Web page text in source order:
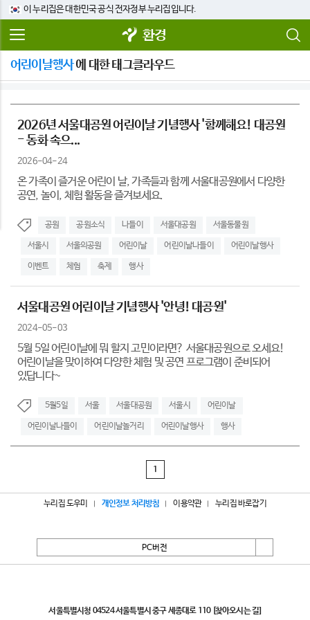
이 누리집은 대한민국 공식 전자정부 누리집입니다.
환경
어린이날행사에 대한 태그클라우드
2026년 서울대공원 어린이날 기념행사 '함께해요! 대공원
- 동화 속으...
2026-04-24
온 가족이 즐거운 어린이 날, 가족들과 함께 서울대공원에서 다양한
공연, 놀이, 체험 활동을 즐겨보세요.
공원 공원소식 나들이 서울대공원 서울동물원
서울시 서울의공원 어린이날 어린이날나들이 어린이날행사
이벤트 체험 축제 행사
서울대공원 어린이날 기념행사 '안녕! 대공원'
2024-05-03
5월 5일 어린이날에 뭐 할지 고민이라면? 서울대공원으로 오세요!
어린이날을 맞이하여 다양한 체험 및 공연 프로그램이 준비되어
있답니다~
5월5일 서울 서울대공원 서울시 어린이날
어린이날나들이 어린이날놀거리 어린이날행사 행사
1
누리집 도우미 개인정보 처리방침 이용약관 누리집 바로잡기
PC버전
서울특별시청 04524 서울특별시 중구 세종대로 110 [찾아오시는 길]